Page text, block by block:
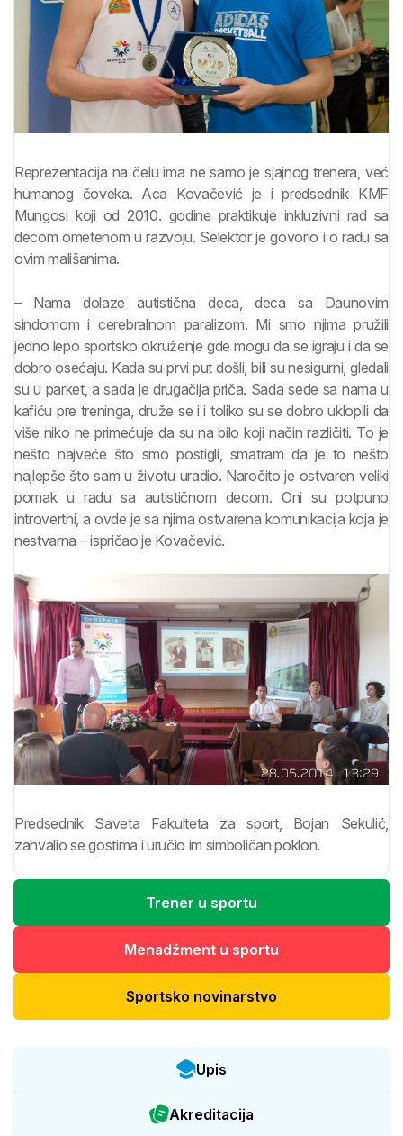
Reprezentacija na čelu ima ne samo je sjajnog trenera, već
humanog čoveka. Aca Kovačević je i predsednik KMF
Mungosi koji od 2010. godine praktikuje inkluzivni rad sa
decom ometenom u razvoju. Selektor je govorio i o radu sa
ovim mališanima.
– Nama dolaze autistična deca, deca sa Daunovim
sindomom i cerebralnom paralizom. Mi smo njima pružili
jedno lepo sportsko okruženje gde mogu da se igraju i da se
dobro osećaju. Kada su prvi put došli, bili su nesigurni, gledali
su u parket, a sada je drugačija priča. Sada sede sa nama u
kafiću pre treninga, druže se i i toliko su se dobro uklopili da
više niko ne primećuje da su na bilo koji način različiti. To je
nešto najveće što smo postigli, smatram da je to nešto
najlepše što sam u životu uradio. Naročito je ostvaren veliki
pomak u radu sa autističnom decom. Oni su potpuno
introvertni, a ovde je sa njima ostvarena komunikacija koja je
nestvarna – ispričao je Kovačević.
Predsednik Saveta Fakulteta za sport, Bojan Sekulić,
zahvalio se gostima i uručio im simboličan poklon.
Trener u sportu
Menadžment u sportu
Sportsko novinarstvo
Upis
Akreditacija